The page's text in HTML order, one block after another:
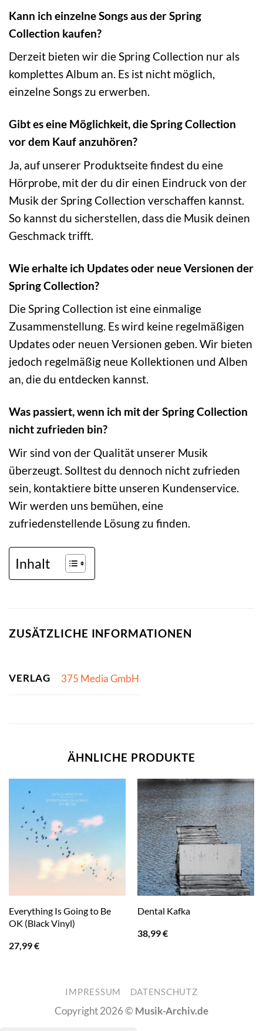
Kann ich einzelne Songs aus der Spring
Collection kaufen?
Derzeit bieten wir die Spring Collection nur als
komplettes Album an. Es ist nicht möglich,
einzelne Songs zu erwerben.
Gibt es eine Möglichkeit, die Spring Collection
vor dem Kauf anzuhören?
Ja, auf unserer Produktseite findest du eine
Hörprobe, mit der du dir einen Eindruck von der
Musik der Spring Collection verschaffen kannst.
So kannst du sicherstellen, dass die Musik deinen
Geschmack trifft.
Wie erhalte ich Updates oder neue Versionen der
Spring Collection?
Die Spring Collection ist eine einmalige
Zusammenstellung. Es wird keine regelmäßigen
Updates oder neuen Versionen geben. Wir bieten
jedoch regelmäßig neue Kollektionen und Alben
an, die du entdecken kannst.
Was passiert, wenn ich mit der Spring Collection
nicht zufrieden bin?
Wir sind von der Qualität unserer Musik
überzeugt. Solltest du dennoch nicht zufrieden
sein, kontaktiere bitte unseren Kundenservice.
Wir werden uns bemühen, eine
zufriedenstellende Lösung zu finden.
Inhalt
ZUSÄTZLICHE INFORMATIONEN
VERLAG 375 Media GmbH
ÄHNLICHE PRODUKTE
Everything Is Going to Be
OK (Black Vinyl)
27,99€
Dental Kafka
38,99€
IMPRESSUM DATENSCHUTZ
Copyright 2026 © Musik-Archiv.de